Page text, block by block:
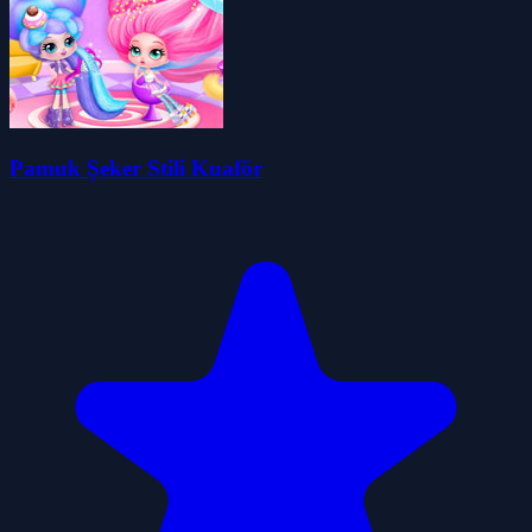
Pamuk Şeker Stili Kuaför